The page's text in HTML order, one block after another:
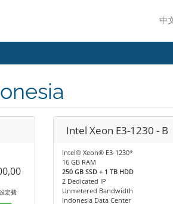
中
定費
Intel Xeon E3-1230 - B
Intel® Xeon® E3-1230*
16 GB RAM
250 GB SSD + 1 TB HDD
2 Dedicated IP
Unmetered Bandwidth
Indonesia Data Center